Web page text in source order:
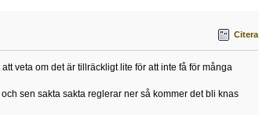
Citera
veta om det är tillräckligt lite för att inte få för många
sen sakta sakta reglerar ner så kommer det bli knas